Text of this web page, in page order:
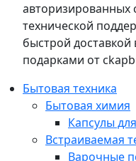
авторизированных
технической
быстрой
подарками от
Бытовая техника
Бытовая химия
Капсулы
Встраиваемая
Варочные